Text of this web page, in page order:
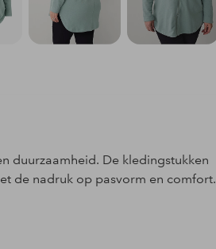
duurzaamheid. De kledingstukken
de nadruk op pasvorm en comfort.